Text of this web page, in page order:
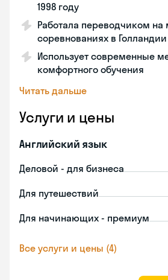
1998 году
Работала переводчиком
соревнованиях в
Использует современные
комфортного обучения
Читать дальше
Услуги и цены
Английский язык
Деловой - для бизнеса
Для путешествий
Для начинающих - премиум
Все услуги и цены (4)